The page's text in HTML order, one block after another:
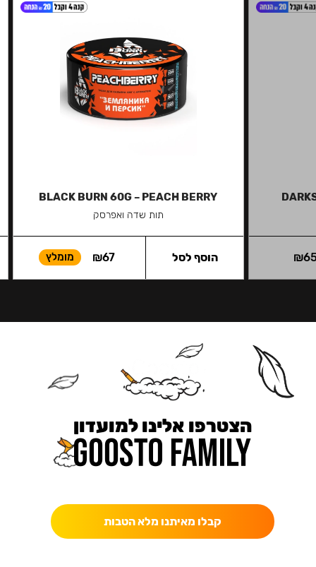
₪
BLACK BURN 60G – PEACH BERRY
תות שדה ואפרסק
₪67 מומלץ הוסף לסל
הצטרפו אלינו למועדון
קבלו מאיתנו מלא הטבות